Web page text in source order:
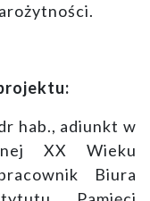
hab., adiunkt w
XX Wieku
Biura